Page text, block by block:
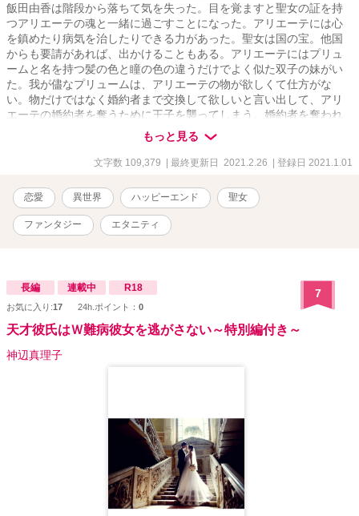
飯田由香は階段から落ちて気を失った。目を覚ますと聖女の証を持
つアリエーテの魂と一緒に過ごすことになった。アリエーテには心
を鎮めたり病気を治したりできる力があった。聖女は国の宝。他国
からも要請があれば、出かけることもある。アリエーテにはプリュ
ームと名を持つ髪の色と瞳の色の違うだけでよく似た双子の妹がい
た。我が儘なプリュームは、アリエーテの物が欲しくて仕方がな
い。物だけではなく婚約者まで交換して欲しいと言い出して、アリ
エーテの婚約者を奪うために王子を襲ってしまう。婚約者を奪われ
たアリエーテは何もかも嫌になり由香にすべてを委ねた。由香はこ
れからはプリュームに何も奪われないように気をつけ、アリエーテ
を守り、美しく飾る。ドレスは自らデザインし、聖女の証を美しく
ーテを裏切ってしまった事を悔やみ心の病に……由香とアリエーテ
は一つの身体で分業する。聖女として生きるアリエーテと洋服屋で
デザイナーとして働く由香。聖女様にデザインされた洋服はよく売
れて評判になるが……。聖女として生きるアリエーテを支える由香
もっと見る
文字数 109,379 | 最終更新日 2021.2.26 | 登録日 2021.1.01
恋愛 異世界 ハッピーエンド 聖女
ファンタジー エタニティ
長編 連載中 R18
お気に入り:17 24h.ポイント： 0
7
天才彼氏はＷ難病彼女を逃がさない～特別編付き～
神辺真理子